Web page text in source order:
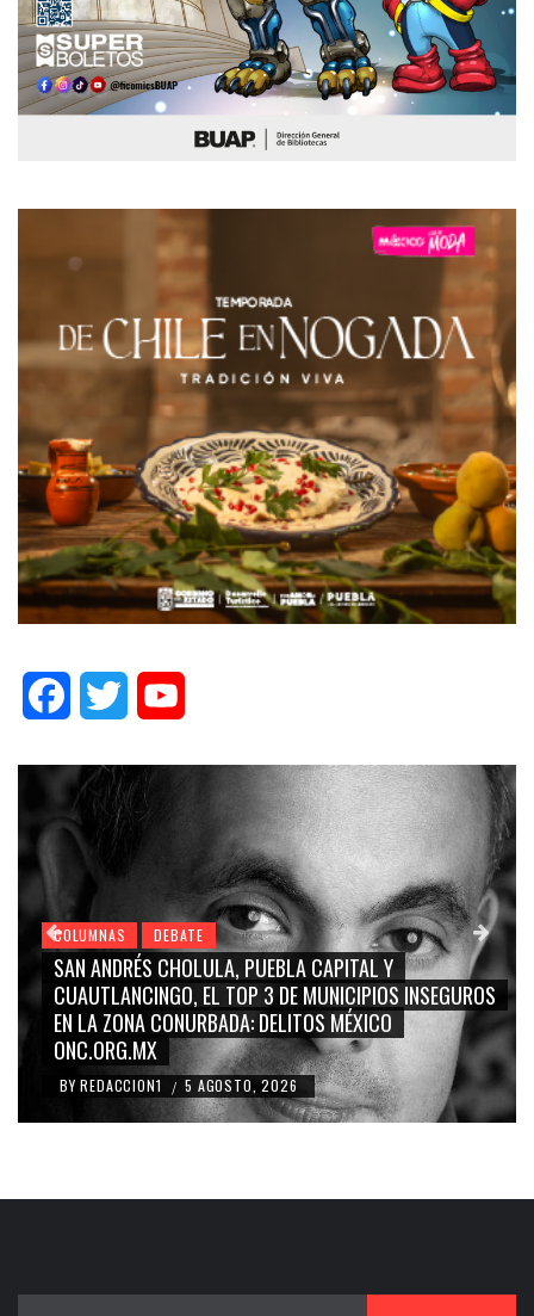
FacebookTwitter
COLUMNAS DEBATE
GRACE PALOMARES, NAY SALVATORI, SERGIO MAYER,
CARMEN SALINAS “LA CORCHOLATA”, CUAUHTÉMOC
BLANCO, SILVIA PINAL: LA TRIVIALIZACIÓN Y
RIDICULIZACIÓN DE LA REPRESENTACIÓN CIUDADANA
BY REDACCION1 / 4 AGOSTO, 2026